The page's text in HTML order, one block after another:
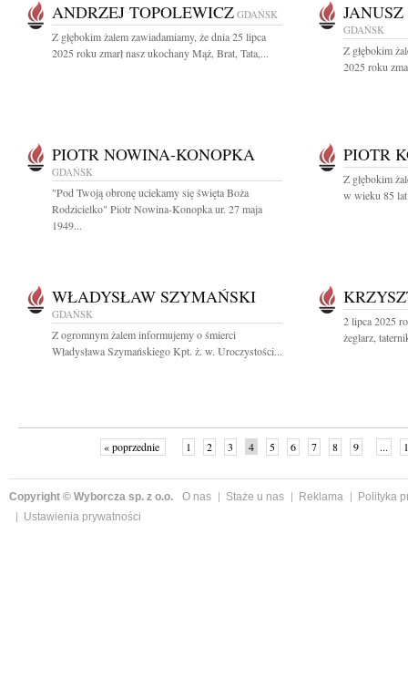
ANDRZEJ TOPOLEWICZ GDAŃSK
Z głębokim żalem zawiadamiamy, że dnia 25 lipca
2025 roku zmarł nasz ukochany Mąż, Brat, Tata,...
GDAŃSK
Z głębokim
2025 roku
PIOTR NOWINA-KONOPKA
GDAŃSK
"Pod Twoją obronę uciekamy się święta Boża
Rodzicielko" Piotr Nowina-Konopka ur. 27 maja
1949...
PIOTR
Z głębokim
w wieku 85 lat
WŁADYSŁAW SZYMAŃSKI
GDAŃSK
Z ogromnym żalem informujemy o śmierci
Władysława Szymańskiego Kpt. ż. w. Uroczystości...
2 lipca 2025
żeglarz,
« poprzednie 1 2 3 4 5 6 7 8 9 ...
Copyright © Wyborcza sp. z o.o. O nas Staże u nas Reklama
Polityka
Ustawienia prywatności